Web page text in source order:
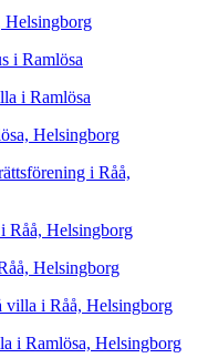
Helsingborg
i Ramlösa
i Ramlösa
Helsingborg
i Råå,
Råå, Helsingborg
Helsingborg
villa i Råå, Helsingborg
i Ramlösa, Helsingborg